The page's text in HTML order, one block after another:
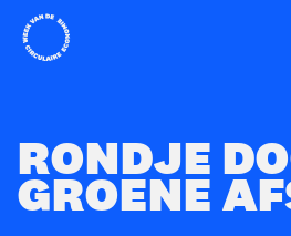
Home
RONDJE
GROENE